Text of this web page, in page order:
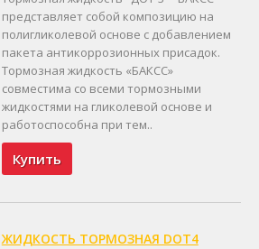
представляет собой композицию на
полигликолевой основе с добавлением
пакета антикоррозионных присадок.
Тормозная жидкость «БАКСС»
совместима со всеми тормозными
жидкостями на гликолевой основе и
работоспособна при тем..
Купить
ЖИДКОСТЬ ТОРМОЗНАЯ DOT4